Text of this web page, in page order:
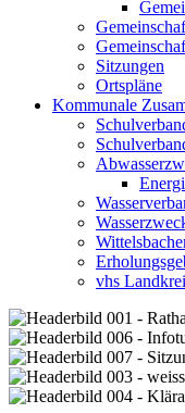
Sitzungen
Ortspläne
Kommunale
vhs